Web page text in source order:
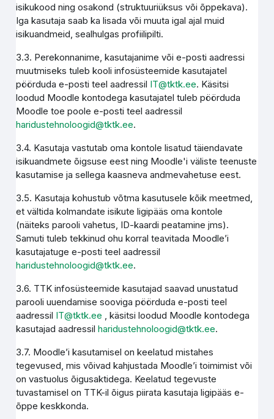
isikukood ning osakond (struktuuriüksus või õppekava).
Iga kasutaja saab ka lisada või muuta igal ajal muid
isikuandmeid, sealhulgas profiilipilti.
3.3. Perekonnanime, kasutajanime või e-posti aadressi
muutmiseks tuleb kooli infosüsteemide kasutajatel
pöörduda e-posti teel aadressil IT@tktk.ee. Käsitsi
loodud Moodle kontodega kasutajatel tuleb pöörduda
Moodle toe poole e-posti teel aadressil
haridustehnoloogid@tktk.ee.
3.4. Kasutaja vastutab oma kontole lisatud täiendavate
isikuandmete õigsuse eest ning Moodle'i väliste teenuste
kasutamise ja sellega kaasneva andmevahetuse eest.
3.5. Kasutaja kohustub võtma kasutusele kõik meetmed,
et vältida kolmandate isikute ligipääs oma kontole
(näiteks parooli vahetus, ID-kaardi peatamine jms).
Samuti tuleb tekkinud ohu korral teavitada Moodle’i
kasutajatuge e-posti teel aadressil
haridustehnoloogid@tktk.ee.
3.6. TTK infosüsteemide kasutajad saavad unustatud
parooli uuendamise sooviga pöörduda e-posti teel
aadressil IT@tktk.ee , käsitsi loodud Moodle kontodega
kasutajad aadressilharidustehnoloogid@tktk.ee.
3.7. Moodle’i kasutamisel on keelatud mistahes
tegevused, mis võivad kahjustada Moodle’i toimimist või
on vastuolus õigusaktidega. Keelatud tegevuste
tuvastamisel on TTK-il õigus piirata kasutaja ligipääs e-
õppe keskkonda.